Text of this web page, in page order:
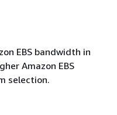
EBS bandwidth in
Amazon EBS
selection.